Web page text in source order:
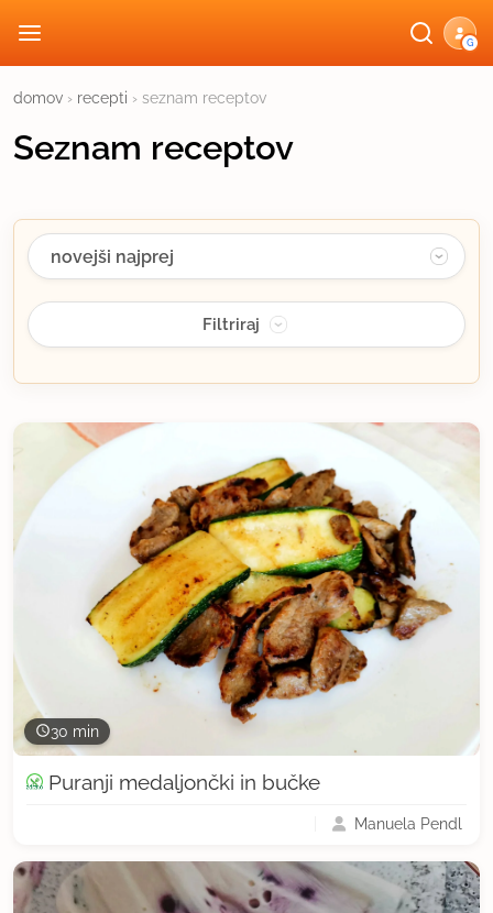
G
domov › recepti › seznam receptov
Seznam receptov
30 min
Puranji medaljončki in bučke
Manuela Pendl